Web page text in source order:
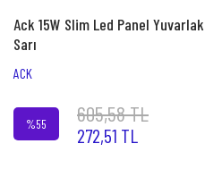
Ack 15W Slim Led Panel
Sarı
ACK
%55 605,58 TL
272,51 TL